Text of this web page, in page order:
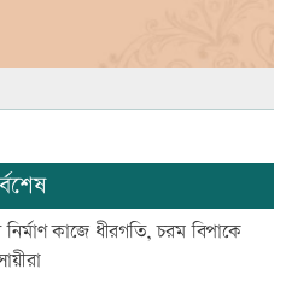
নির্মাণ কাজে ধীরগতি, চরম বিপাকে